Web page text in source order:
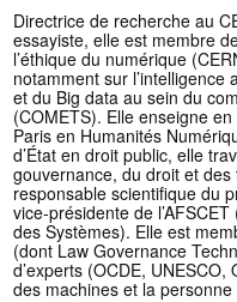
Directrice de recherche au
essayiste, elle est membre
l’éthique du numérique
notamment sur l’intelligence
et du Big data au sein du
(COMETS). Elle enseigne en
Paris en Humanités
d’État en droit public, elle
gouvernance, du droit et
responsable scientifique du
vice-présidente de
des Systèmes). Elle est
(dont Law Governance
d’experts (OCDE,
des machines et la personne